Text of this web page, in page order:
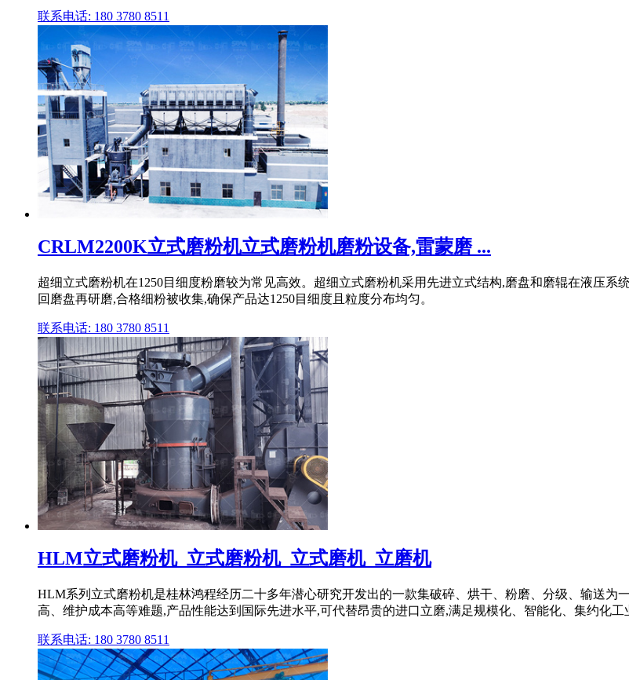
联系电话: 180 3780 8511
CRLM2200K立式磨粉机立式磨粉机磨粉设备,雷蒙磨 ...
超细立式磨粉机在1250目细度粉磨较为常见高效。超细立式磨粉机采用先进立式结构,磨盘和磨辊在液压
回磨盘再研磨,合格细粉被收集,确保产品达1250目细度且粒度分布均匀。
联系电话: 180 3780 8511
HLM立式磨粉机_立式磨粉机_立式磨机_立磨机
HLM系列立式磨粉机是桂林鸿程经历二十多年潜心研究开发出的一款集破碎、烘干、粉磨、分级、输送
高、维护成本高等难题,产品性能达到国际先进水平,可代替昂贵的进口立磨,满足规模化、智能化、集约化工
联系电话: 180 3780 8511